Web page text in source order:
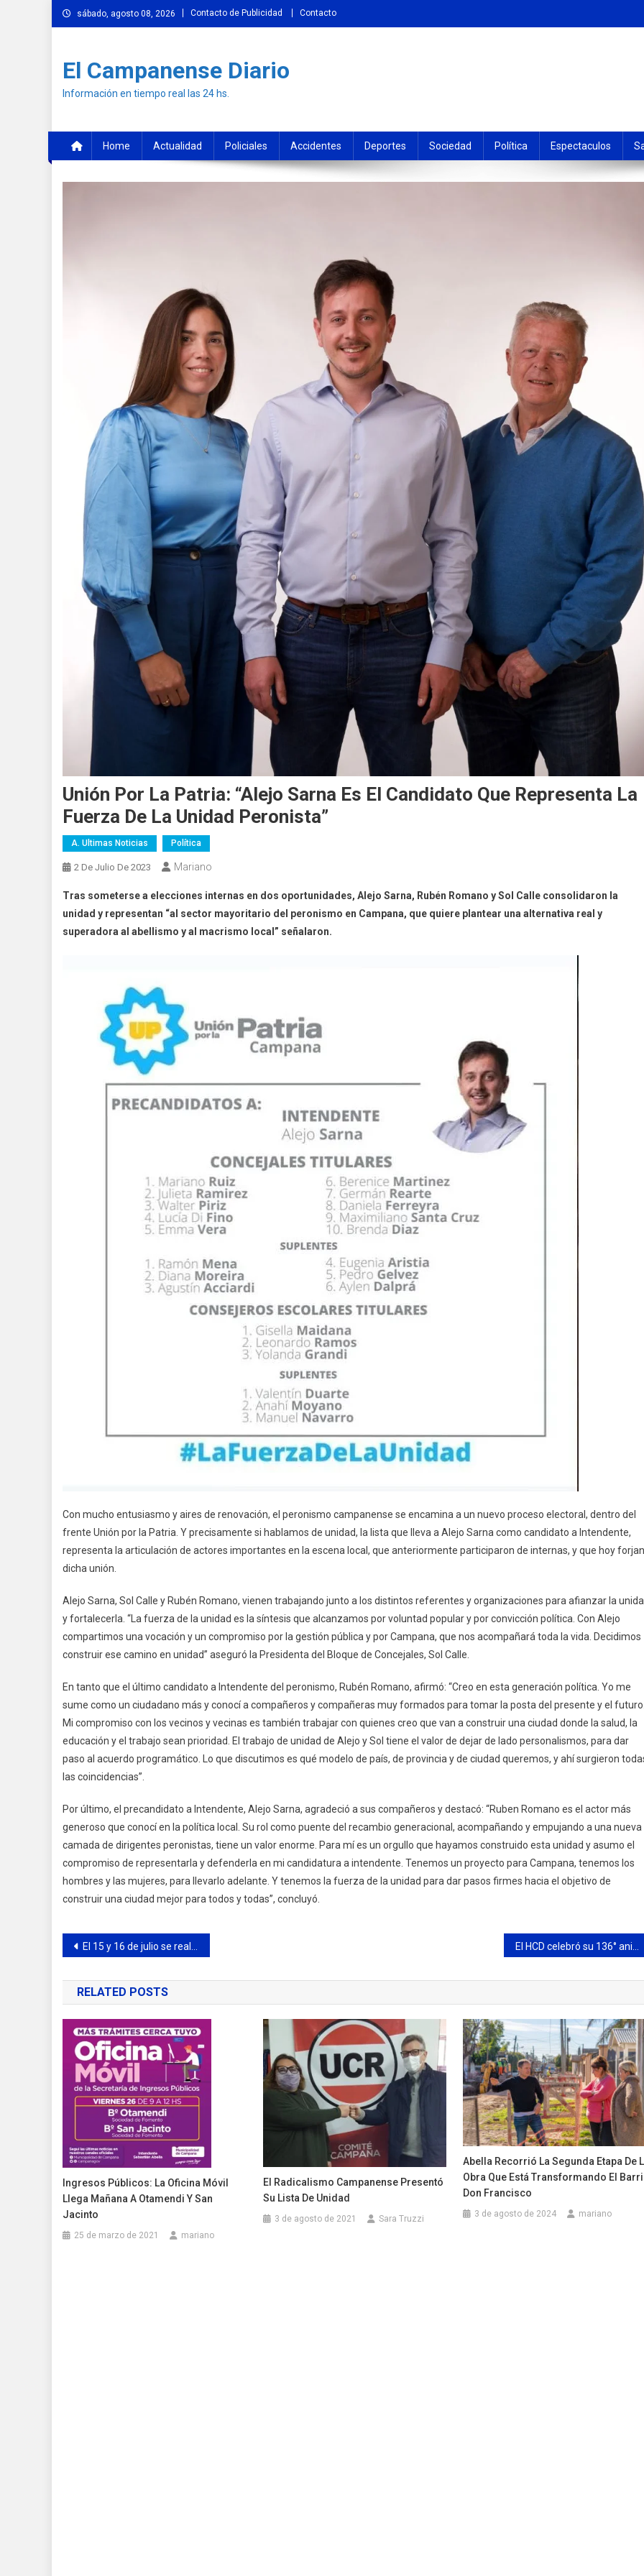
Skip
to
sábado, agosto 08, 2026 Contacto de Publicidad Contacto
El Campanense Diario
Información en tiempo real las 24 hs.
Home Actualidad Policiales Accidentes Deportes Sociedad Política Espectaculos
Unión Por La Patria: “Alejo Sarna Es El Candidato Que Representa La
Fuerza De La Unidad Peronista”
A. Ultimas Noticias Política
2 De Julio De 2023 Mariano
Tras someterse a elecciones internas en dos oportunidades, Alejo Sarna, Rubén Romano y Sol Calle consolidaron la
unidad y representan “al sector mayoritario del peronismo en Campana, que quiere plantear una alternativa real y
superadora al abellismo y al macrismo local” señalaron.
Con mucho entusiasmo y aires de renovación, el peronismo campanense se encamina a un nuevo proceso electoral, dentro del
frente Unión por la Patria. Y precisamente si hablamos de unidad, la lista que lleva a Alejo Sarna como candidato a Intendente,
representa la articulación de actores importantes en la escena local, que anteriormente participaron de internas, y que hoy forjan
dicha unión.
Alejo Sarna, Sol Calle y Rubén Romano, vienen trabajando junto a los distintos referentes y organizaciones para afianzar la
y fortalecerla. “La fuerza de la unidad es la síntesis que alcanzamos por voluntad popular y por convicción política. Con Alejo
compartimos una vocación y un compromiso por la gestión pública y por Campana, que nos acompañará toda la vida. Decidimos
construir ese camino en unidad” aseguró la Presidenta del Bloque de Concejales, Sol Calle.
En tanto que el último candidato a Intendente del peronismo, Rubén Romano, afirmó: “Creo en esta generación política. Yo me
sume como un ciudadano más y conocí a compañeros y compañeras muy formados para tomar la posta del presente y el
Mi compromiso con los vecinos y vecinas es también trabajar con quienes creo que van a construir una ciudad donde la salud, la
educación y el trabajo sean prioridad. El trabajo de unidad de Alejo y Sol tiene el valor de dejar de lado personalismos, para dar
paso al acuerdo programático. Lo que discutimos es qué modelo de país, de provincia y de ciudad queremos, y ahí surgieron
las coincidencias”.
Por último, el precandidato a Intendente, Alejo Sarna, agradeció a sus compañeros y destacó: “Ruben Romano es el actor más
generoso que conocí en la política local. Su rol como puente del recambio generacional, acompañando y empujando a una nueva
camada de dirigentes peronistas, tiene un valor enorme. Para mí es un orgullo que hayamos construido esta unidad y asumo el
compromiso de representarla y defenderla en mi candidatura a intendente. Tenemos un proyecto para Campana, tenemos los
hombres y las mujeres, para llevarlo adelante. Y tenemos la fuerza de la unidad para dar pasos firmes hacia el objetivo de
construir una ciudad mejor para todos y todas”, concluyó.
Navegación
de
entradas
El 15 y 16 de julio se realizará en Campana la Preliminar del Mundial de Tango
RELATED POSTS
Ingresos Públicos: La Oficina Móvil
Llega Mañana A Otamendi Y San
Jacinto
25 de marzo de 2021 mariano
El Radicalismo Campanense Presentó
Su Lista De Unidad
3 de agosto de 2021 Sara Truzzi
Abella Recorrió La Segunda Etapa De
Obra Que Está Transformando El
Don Francisco
3 de agosto de 2024 mariano